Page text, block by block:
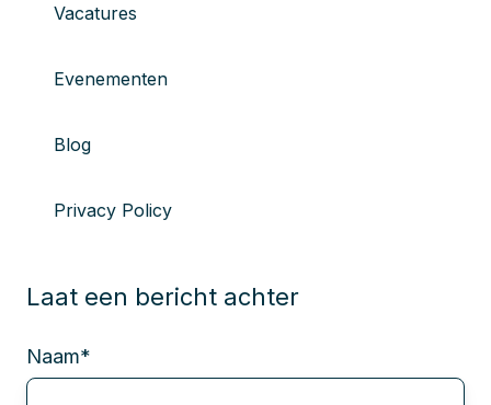
Vacatures
Evenementen
Blog
Privacy Policy
Laat een bericht achter
Naam*